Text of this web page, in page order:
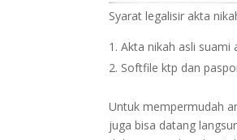
Syarat legalisir akta
Akta nikah asli suami
Softfile ktp dan
Untuk mempermudah
juga bisa datang